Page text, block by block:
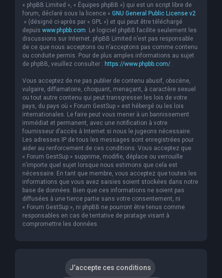
« phpBB Limited », « Équipes phpBB ») qui est un script libre de
forum, déclaré sous la licence « GNU General Public License v2
» (désigné ci-après par « GPL ») et qui peut être téléchargé
depuis www.phpbb.com. Le logiciel phpBB facilite seulement les
discussions sur Internet. phpBB Limited n’est pas responsable
de ce que nous acceptons ou n’acceptons pas comme contenu
ou conduite permis. Pour de plus amples informations au sujet
de phpBB, veuillez consulter : https://www.phpbb.com/.
Vous acceptez de ne pas publier de contenu abusif, obscène,
vulgaire, diffamatoire, choquant, menaçant, à caractère sexuel
ou tout autre contenu qui peut transgresser les lois de votre
pays, du pays où « Forum GestSup » est hébergé ou les lois
internationales. Le faire peut vous mener à un bannissement
immédiat et permanent, avec une notification à votre
fournisseur d’accès à Internet si nous le jugeons nécessaire.
Les adresses IP de tous les messages sont enregistrées pour
aider au renforcement de ces conditions. Vous acceptez que
« Forum GestSup » supprime, modifie, déplace ou verrouille
n’importe quel sujet lorsque nous estimons que cela est
nécessaire. En tant que membre, vous acceptez que toutes les
informations que vous avez saisies soient stockées dans notre
base de données. Bien que ces informations ne soient pas
diffusées à une tierce partie sans votre consentement, ni
« Forum GestSup », ni phpBB ne pourront être tenus comme
responsables en cas de tentative de piratage visant à
compromettre les données.